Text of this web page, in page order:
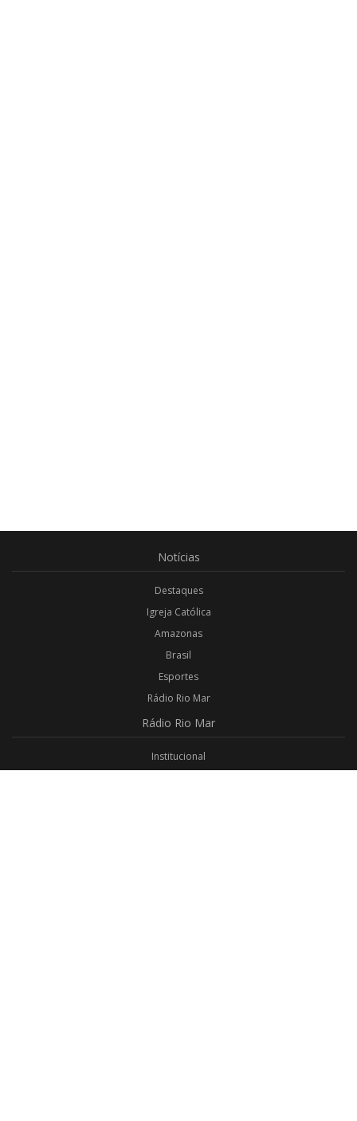
Notícias
Destaques
Igreja Católica
Amazonas
Brasil
Esportes
Rádio Rio Mar
Rádio Rio Mar
Institucional